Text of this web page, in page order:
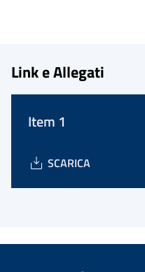
Link e Allegati
Item 1
SCARICA